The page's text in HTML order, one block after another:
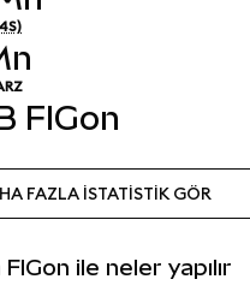
FIGon
FAZLA İSTATİSTİK GÖR
ile neler yapılır